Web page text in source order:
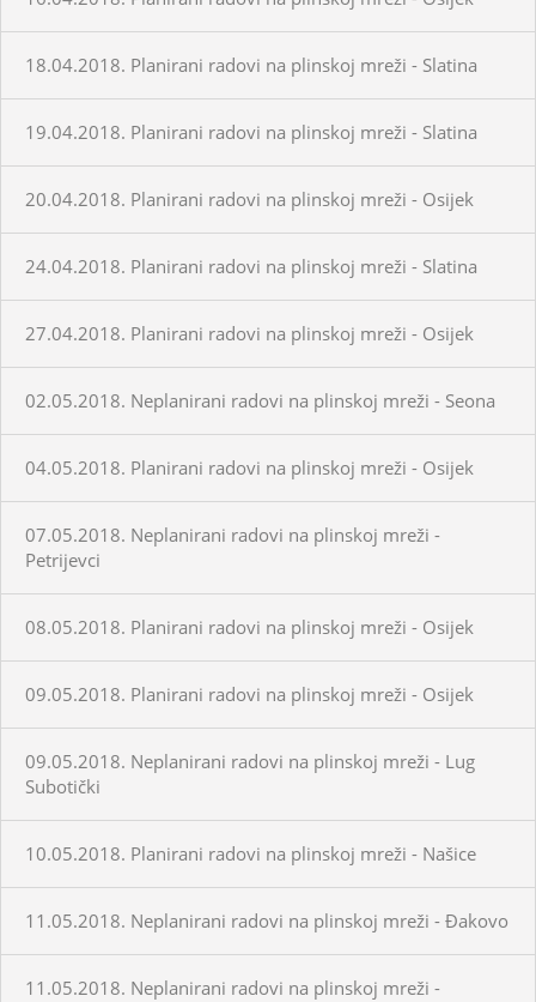
18.04.2018. Planirani radovi na plinskoj mreži - Slatina
19.04.2018. Planirani radovi na plinskoj mreži - Slatina
20.04.2018. Planirani radovi na plinskoj mreži - Osijek
24.04.2018. Planirani radovi na plinskoj mreži - Slatina
27.04.2018. Planirani radovi na plinskoj mreži - Osijek
02.05.2018. Neplanirani radovi na plinskoj mreži - Seona
04.05.2018. Planirani radovi na plinskoj mreži - Osijek
07.05.2018. Neplanirani radovi na plinskoj mreži -
Petrijevci
08.05.2018. Planirani radovi na plinskoj mreži - Osijek
09.05.2018. Planirani radovi na plinskoj mreži - Osijek
09.05.2018. Neplanirani radovi na plinskoj mreži - Lug
Subotički
10.05.2018. Planirani radovi na plinskoj mreži - Našice
11.05.2018. Neplanirani radovi na plinskoj mreži - Đakovo
11.05.2018. Neplanirani radovi na plinskoj mreži -